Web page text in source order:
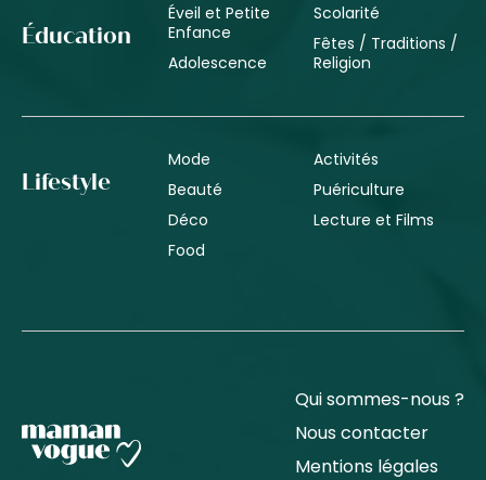
Éducation
Éveil et Petite
Enfance
Adolescence
Scolarité
Fêtes / Traditions /
Religion
Lifestyle
Mode
Beauté
Déco
Food
Activités
Puériculture
Lecture et Films
Qui sommes-nous ?
Nous contacter
Mentions légales